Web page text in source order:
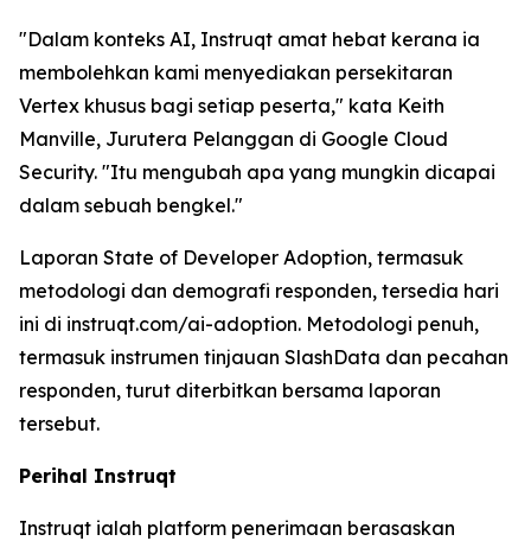
"Dalam konteks AI, Instruqt amat hebat kerana ia
membolehkan kami menyediakan persekitaran
Vertex khusus bagi setiap peserta," kata Keith
Manville, Jurutera Pelanggan di Google Cloud
Security. "Itu mengubah apa yang mungkin dicapai
dalam sebuah bengkel."
Laporan State of Developer Adoption, termasuk
metodologi dan demografi responden, tersedia hari
ini di instruqt.com/ai-adoption. Metodologi penuh,
termasuk instrumen tinjauan SlashData dan pecahan
responden, turut diterbitkan bersama laporan
tersebut.
Perihal Instruqt
Instruqt ialah platform penerimaan berasaskan